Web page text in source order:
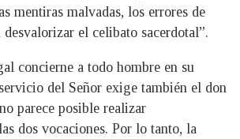
mentiras malvadas, los errores de
el celibato sacerdotal”.
concierne a todo hombre en su
del Señor exige también el don
parece posible realizar
dos vocaciones. Por lo tanto, la